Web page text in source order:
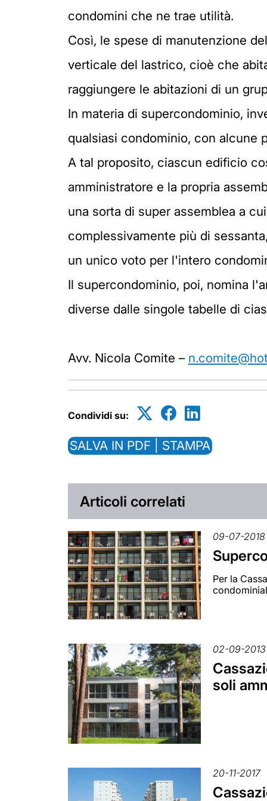
condomini che ne trae utilità.
Così, le spese di manutenzione
verticale del lastrico, cioè che
raggiungere le abitazioni di un
In materia di supercondominio,
qualsiasi condominio, con alcune
A tal proposito, ciascun edificio
amministratore e la propria
una sorta di super assemblea a
complessivamente più di
un unico voto per l'intero
Il supercondominio, poi, nomina
diverse dalle singole tabelle di
Avv. Nicola Comite –
Condividi su:
SALVA IN PDF | STAMPA
Articoli correlati
09-07-2018
Per la
02-09-2013
soli
20-11-2017